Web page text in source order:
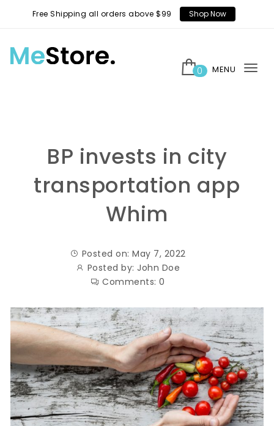
Free Shipping all orders above $99 Shop Now
0 MENU
BP invests in city
transportation app
Whim
Posted on: May 7, 2022
Posted by:John Doe
Comments:0